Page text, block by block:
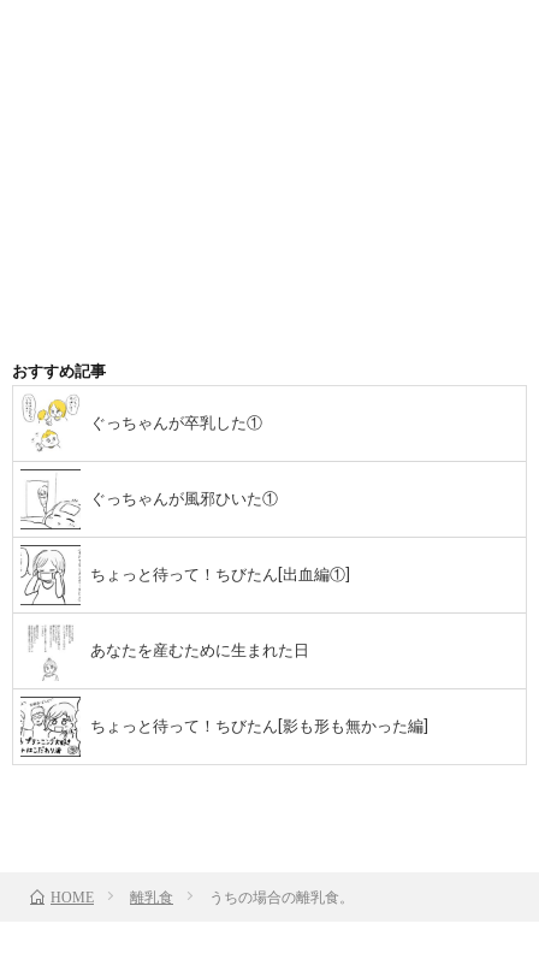
おすすめ記事
ぐっちゃんが卒乳した①
ぐっちゃんが風邪ひいた①
ちょっと待って！ちびたん[出血編①]
あなたを産むために生まれた日
ちょっと待って！ちびたん[影も形も無かった編]
HOME 離乳食 うちの場合の離乳食。